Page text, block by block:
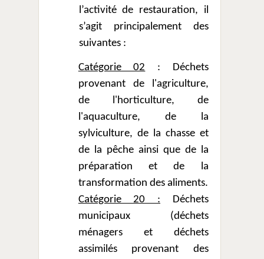
l’activité de restauration, il
s’agit principalement des
suivantes :
Catégorie 02 : Déchets
provenant de l'agriculture,
de l'horticulture, de
l'aquaculture, de la
sylviculture, de la chasse et
de la pêche ainsi que de la
préparation et de la
transformation des aliments.
Catégorie 20 : Déchets
municipaux (déchets
ménagers et déchets
assimilés provenant des